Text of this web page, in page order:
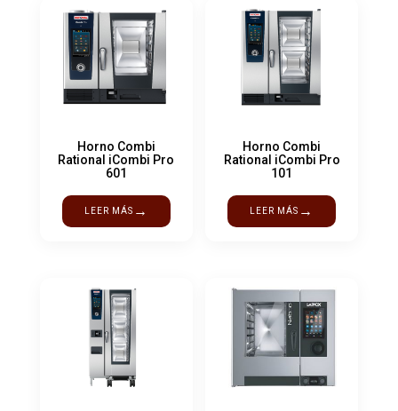
Horno Combi
Rational iCombi Pro
601
LEER MÁS →
Horno Combi
Rational iCombi Pro
101
LEER MÁS →